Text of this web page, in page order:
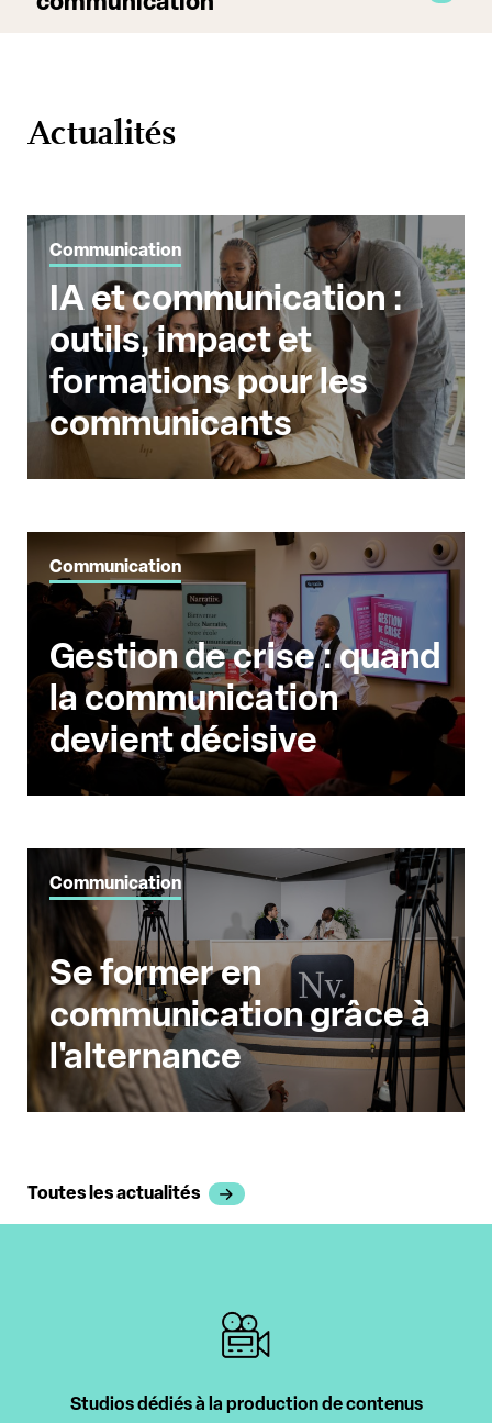
Actualités
Communication
IA et communication :
outils, impact et
formations pour les
communicants
Communication
Gestion de crise : quand
la communication
devient décisive
Communication
Se former en
communication grâce à
l'alternance
Toutes les actualités
Intervenants professionnels